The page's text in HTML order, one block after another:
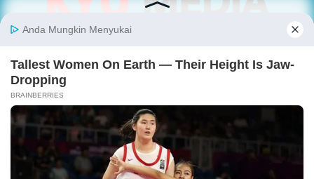
Follow Kabarbaru